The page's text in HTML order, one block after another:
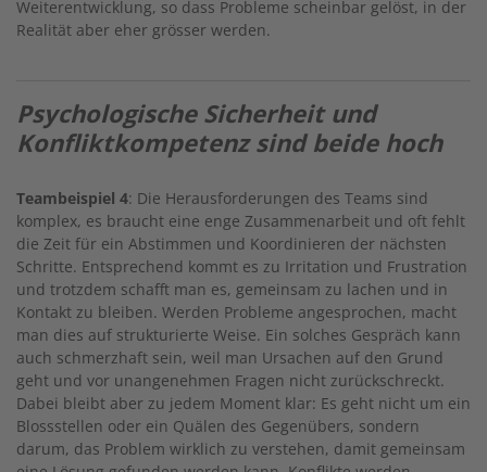
Weiterentwicklung, so dass Probleme scheinbar gelöst, in der
Realität aber eher grösser werden.
Psychologische Sicherheit und
Konfliktkompetenz sind beide hoch
Teambeispiel 4: Die Herausforderungen des Teams sind
komplex, es braucht eine enge Zusammenarbeit und oft fehlt
die Zeit für ein Abstimmen und Koordinieren der nächsten
Schritte. Entsprechend kommt es zu Irritation und Frustration
und trotzdem schafft man es, gemeinsam zu lachen und in
Kontakt zu bleiben. Werden Probleme angesprochen, macht
man dies auf strukturierte Weise. Ein solches Gespräch kann
auch schmerzhaft sein, weil man Ursachen auf den Grund
geht und vor unangenehmen Fragen nicht zurückschreckt.
Dabei bleibt aber zu jedem Moment klar: Es geht nicht um ein
Blossstellen oder ein Quälen des Gegenübers, sondern
darum, das Problem wirklich zu verstehen, damit gemeinsam